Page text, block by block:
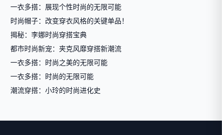
一衣多搭：展现个性时尚的无限可能
时尚帽子：改变穿衣风格的关键单品！
揭秘：李娜时尚穿搭宝典
都市时尚新宠：夹克风靡穿搭新潮流
一衣多搭：时尚之美的无限可能
一衣多搭：时尚的无限可能
潮流穿搭：小玲的时尚进化史